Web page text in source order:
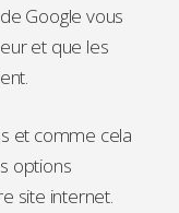
Google vous
et que les
et comme cela
options
site internet.